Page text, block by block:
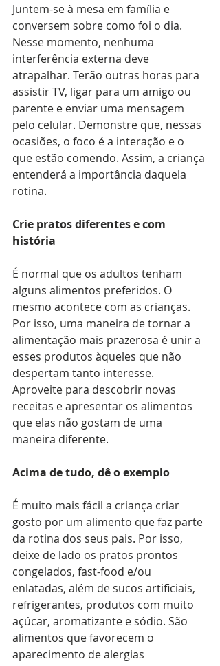
Juntem-se à mesa em família e
conversem sobre como foi o dia.
Nesse momento, nenhuma
interferência externa deve
atrapalhar. Terão outras horas para
assistir TV, ligar para um amigo ou
parente e enviar uma mensagem
pelo celular. Demonstre que, nessas
ocasiões, o foco é a interação e o
que estão comendo. Assim, a criança
entenderá a importância daquela
rotina.
Crie pratos diferentes e com
história
É normal que os adultos tenham
alguns alimentos preferidos. O
mesmo acontece com as crianças.
Por isso, uma maneira de tornar a
alimentação mais prazerosa é unir a
esses produtos àqueles que não
despertam tanto interesse.
Aproveite para descobrir novas
receitas e apresentar os alimentos
que elas não gostam de uma
maneira diferente.
Acima de tudo, dê o exemplo
É muito mais fácil a criança criar
gosto por um alimento que faz parte
da rotina dos seus pais. Por isso,
deixe de lado os pratos prontos
congelados, fast-food e/ou
enlatadas, além de sucos artificiais,
refrigerantes, produtos com muito
açúcar, aromatizante e sódio. São
alimentos que favorecem o
aparecimento de alergias